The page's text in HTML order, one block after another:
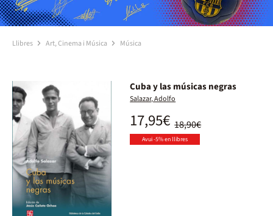
Llibres Art, Cinema i Música Música
Cuba y las músicas negras
Salazar, Adolfo
18,90€
17,95€
Avui -5% en llibres